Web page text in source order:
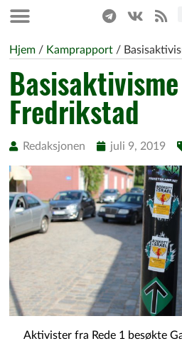
Hjem / Kamprapport /
Fredrikstad
Redaksjonen juli 9, 2019
Aktivister fra Rede 1 besøkte